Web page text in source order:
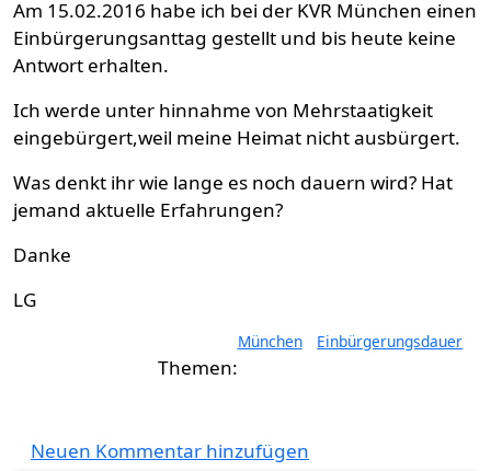
Am 15.02.2016 habe ich bei der KVR München einen
Einbürgerungsanttag gestellt und bis heute keine
Antwort erhalten.
Ich werde unter hinnahme von Mehrstaatigkeit
eingebürgert,weil meine Heimat nicht ausbürgert.
Was denkt ihr wie lange es noch dauern wird? Hat
jemand aktuelle Erfahrungen?
Danke
LG
München Einbürgerungsdauer
Neuen Kommentar hinzufügen